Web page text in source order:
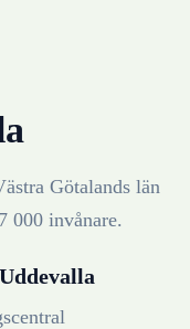
Götalands län
000 invånare.
Uddevalla